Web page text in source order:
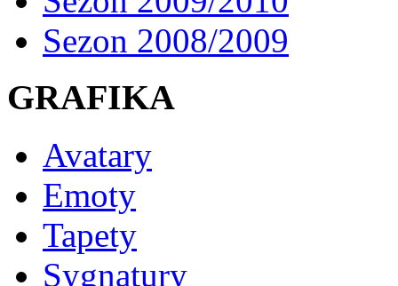
Sezon 2008/2009
GRAFIKA
Avatary
Emoty
Tapety
Sygnatury